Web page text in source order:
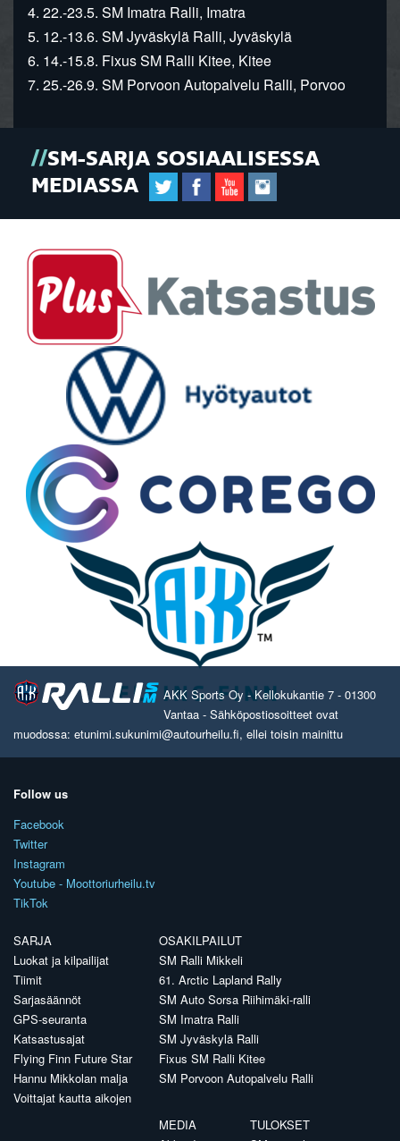
4. 22.-23.5. SM Imatra Ralli, Imatra
5. 12.-13.6. SM Jyväskylä Ralli, Jyväskylä
6. 14.-15.8. Fixus SM Ralli Kitee, Kitee
7. 25.-26.9. SM Porvoon Autopalvelu Ralli, Porvoo
SM-SARJA SOSIAALISESSA
MEDIASSA
AKK Sports Oy - Kellokukantie 7 - 01300
Vantaa - Sähköpostiosoitteet ovat
muodossa: etunimi.sukunimi@autourheilu.fi, ellei toisin mainittu
Follow us
Facebook
Twitter
Instagram
Youtube - Moottoriurheilu.tv
TikTok
SARJA
Luokat ja kilpailijat
Tiimit
Sarjasäännöt
GPS-seuranta
Katsastusajat
Flying Finn Future Star
Hannu Mikkolan malja
Voittajat kautta aikojen
OSAKILPAILUT
SM Ralli Mikkeli
61. Arctic Lapland Rally
SM Auto Sorsa Riihimäki-ralli
SM Imatra Ralli
SM Jyväskylä Ralli
Fixus SM Ralli Kitee
SM Porvoon Autopalvelu Ralli
MEDIA
TULOKSET